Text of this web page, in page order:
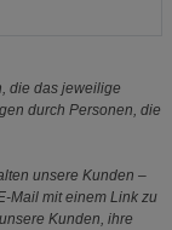
die das jeweilige
durch Personen, die
unsere Kunden –
Mail mit einem Link zu
Kunden, ihre